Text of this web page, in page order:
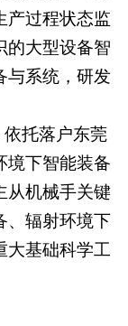
产过程状态监
的大型设备智
与系统，研发
依托落户东莞
境下智能装备
从机械手关键
、辐射环境下
大基础科学工